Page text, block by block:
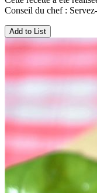
Conseil du chef :
Add to List